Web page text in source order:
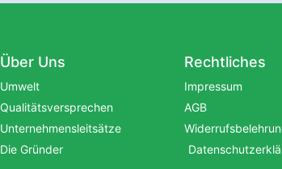
Über Uns
Umwelt
Qualitätsversprechen
Unternehmensleitsätze
Die Gründer
Rechtliches
Impressum
AGB